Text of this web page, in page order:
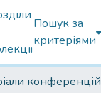
Пошук за
критеріями
конференцій